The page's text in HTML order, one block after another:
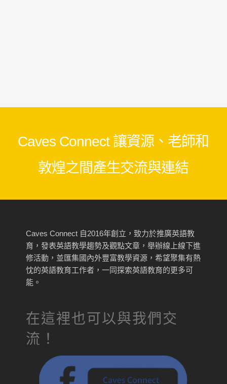
Caves Connect 讓資源、老師和
敦煌之間產生交流與連結
Caves Connect 自2016年創立，致力於推廣英語教
育，發表英語教學趨勢及觀點文章，舉辦線上線下進
修活動，並匯集國內外豐富教學資源，希望聚集有熱
忱的英語教育工作者，一同探索英語教育的更多可
能。
在這裡也可以與我們交
流！